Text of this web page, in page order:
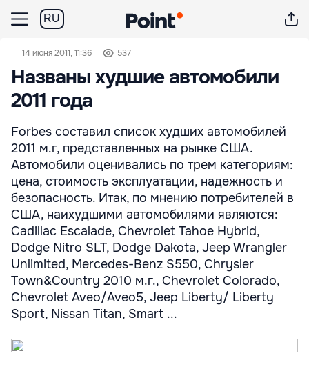
RU
14 июня 2011, 11:36 537
Названы худшие автомобили
2011 года
Forbes составил список худших автомобилей
2011 м.г, представленных на рынке США.
Автомобили оценивались по трем категориям:
цена, стоимость эксплуатации, надежность и
безопасность. Итак, по мнению потребителей в
США, наихудшими автомобилями являются:
Cadillac Escalade, Chevrolet Tahoe Hybrid,
Dodge Nitro SLT, Dodge Dakota, Jeep Wrangler
Unlimited, Mercedes-Benz S550, Chrysler
Town&Country 2010 м.г., Chevrolet Colorado,
Chevrolet Aveo/Aveo5, Jeep Liberty/ Liberty
Sport, Nissan Titan, Smart ...